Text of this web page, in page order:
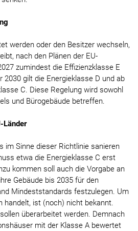
werden oder den Besitzer wechseln,
nach den Plänen der EU-
zumindest die Effizienzklasse E
2030 gilt die Energieklasse D und ab
C. Diese Regelung wird sowohl
und Bürogebäude betreffen.
Länder
im Sinne dieser Richtlinie sanieren
etwa die Energieklasse C erst
kommen soll auch die Vorgabe an
Gebäude bis 2035 für den
Mindeststandards festzulegen. Um
handelt, ist (noch) nicht bekannt.
überarbeitet werden. Demnach
mit der Klasse A bewertet